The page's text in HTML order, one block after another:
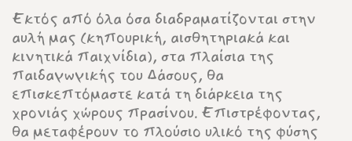
Εκτός από όλα όσα διαδραματίζονται στην
αυλή μας (κηπουρική, αισθητηριακά και
κινητικά παιχνίδια), στα πλαίσια της
παιδαγωγικής του Δάσους, θα
επισκεπτόμαστε κατά τη διάρκεια της
χρονιάς χώρους πρασίνου. Επιστρέφοντας,
θα μεταφέρουν το πλούσιο υλικό της φύσης